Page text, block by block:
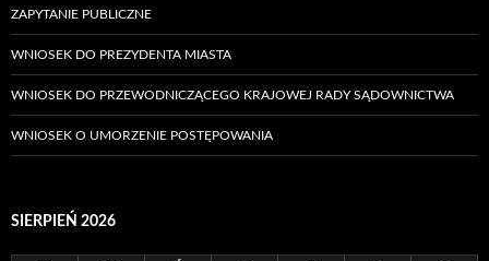
ZAPYTANIE PUBLICZNE
WNIOSEK DO PREZYDENTA MIASTA
WNIOSEK DO PRZEWODNICZĄCEGO KRAJOWEJ RADY SĄDOWNICTWA
WNIOSEK O UMORZENIE POSTĘPOWANIA
SIERPIEŃ 2026